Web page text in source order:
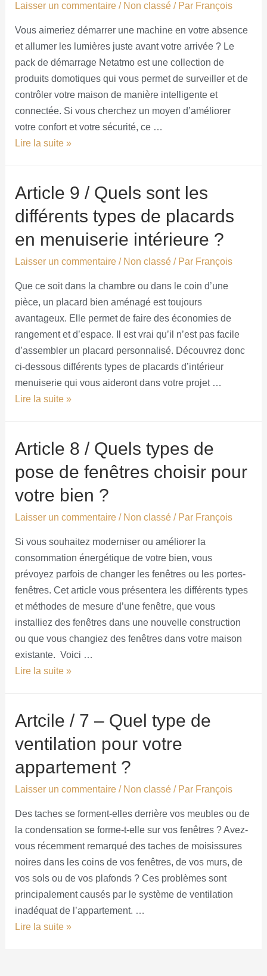
Laisser un commentaire / Non classé/ Par François
Vous aimeriez démarrer une machine en votre absence
et allumer les lumières juste avant votre arrivée ? Le
pack de démarrage Netatmo est une collection de
produits domotiques qui vous permet de surveiller et de
contrôler votre maison de manière intelligente et
connectée. Si vous cherchez un moyen d’améliorer
votre confort et votre sécurité, ce …
Lire la suite »
Article 9 / Quels sont les
différents types de placards
en menuiserie intérieure ?
Laisser un commentaire / Non classé/ Par François
Que ce soit dans la chambre ou dans le coin d’une
pièce, un placard bien aménagé est toujours
avantageux. Elle permet de faire des économies de
rangement et d’espace. Il est vrai qu’il n’est pas facile
d’assembler un placard personnalisé. Découvrez donc
ci-dessous différents types de placards d’intérieur
menuiserie qui vous aideront dans votre projet …
Lire la suite »
Article 8 / Quels types de
pose de fenêtres choisir pour
votre bien ?
Laisser un commentaire / Non classé/ Par François
Si vous souhaitez moderniser ou améliorer la
consommation énergétique de votre bien, vous
prévoyez parfois de changer les fenêtres ou les portes-
fenêtres. Cet article vous présentera les différents types
et méthodes de mesure d’une fenêtre, que vous
installiez des fenêtres dans une nouvelle construction
ou que vous changiez des fenêtres dans votre maison
existante. Voici …
Lire la suite »
Artcile / 7 – Quel type de
ventilation pour votre
appartement ?
Laisser un commentaire / Non classé/ Par François
Des taches se forment-elles derrière vos meubles ou de
la condensation se forme-t-elle sur vos fenêtres ? Avez-
vous récemment remarqué des taches de moisissures
noires dans les coins de vos fenêtres, de vos murs, de
vos sols ou de vos plafonds ? Ces problèmes sont
principalement causés par le système de ventilation
inadéquat de l’appartement. …
Lire la suite »